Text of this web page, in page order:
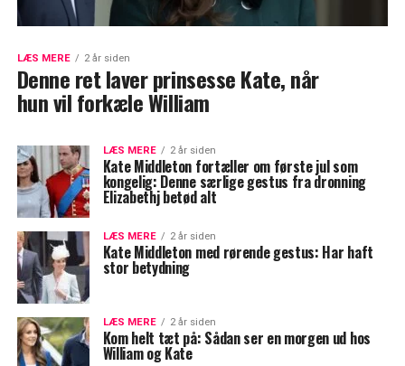
LÆS MERE 2 år siden
Denne ret laver prinsesse Kate, når
hun vil forkæle William
LÆS MERE 2 år siden
Kate Middleton fortæller om første jul som
kongelig: Denne særlige gestus fra dronning
Elizabethj betød alt
LÆS MERE 2 år siden
Kate Middleton med rørende gestus: Har haft
stor betydning
LÆS MERE 2 år siden
Kom helt tæt på: Sådan ser en morgen ud hos
William og Kate